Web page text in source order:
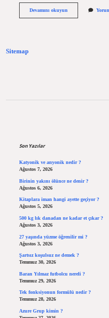
Devamını okuyunPlaj
Sitemap
Son Yazılar
Katyonik ve anyonik nedir ?
Ağustos 7, 2026
Birinin yakını ölünce ne denir ?
Ağustos 6, 2026
Kitaplara iman hangi ayette geçiyor ?
Ağustos 5, 2026
500 kg lık danadan ne kadar et çıkar ?
Ağustos 3, 2026
27 yaşında yüzme öğrenilir mi ?
Ağustos 3, 2026
Şartsız koşulsuz ne demek ?
Temmuz 30, 2026
Baran Yılmaz futbolcu nereli ?
Temmuz 29, 2026
Tek fonksiyonun formülü nedir ?
Temmuz 28, 2026
Azure Grup kimin ?